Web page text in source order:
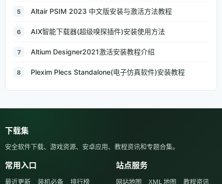
5 Altair PSIM 2023 中文版安装与激活方法教程
6 AIX智能下载器(超级嗅探插件)安装使用方法
7 Altium Designer2021激活安装教程介绍
8 Plexim Plecs Standalone(电子仿真软件)安装教程
下载集
安全软件下载、游戏资源、安卓应用、教程资讯和专题合集。
常用入口
最近更新 装机必备 排行榜
站点服务
网站地图 XML 地图 教程资讯